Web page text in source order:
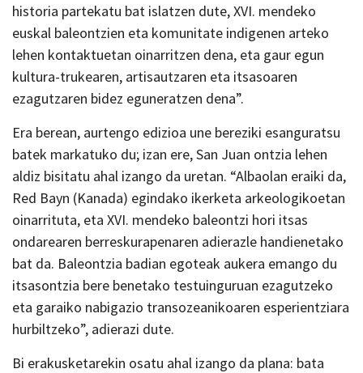
historia partekatu bat islatzen dute, XVI. mendeko
euskal baleontzien eta komunitate indigenen arteko
lehen kontaktuetan oinarritzen dena, eta gaur egun
kultura-trukearen, artisautzaren eta itsasoaren
ezagutzaren bidez eguneratzen dena”.
Era berean, aurtengo edizioa une bereziki esanguratsu
batek markatuko du; izan ere, San Juan ontzia lehen
aldiz bisitatu ahal izango da uretan. “Albaolan eraiki da,
Red Bayn (Kanada) egindako ikerketa arkeologikoetan
oinarrituta, eta XVI. mendeko baleontzi hori itsas
ondarearen berreskurapenaren adierazle handienetako
bat da. Baleontzia badian egoteak aukera emango du
itsasontzia bere benetako testuinguruan ezagutzeko
eta garaiko nabigazio transozeanikoaren esperientziara
hurbiltzeko”, adierazi dute.
Bi erakusketarekin osatu ahal izango da plana: bata